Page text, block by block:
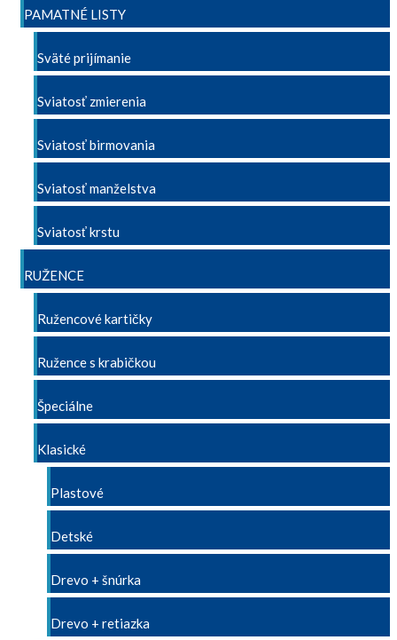
PAMATNÉ LISTY
Sväté prijímanie
Sviatosť zmierenia
Sviatosť birmovania
Sviatosť manželstva
Sviatosť krstu
RUŽENCE
Ružencové kartičky
Ružence s krabičkou
Špeciálne
Klasické
Plastové
Detské
Drevo + šnúrka
Drevo + retiazka